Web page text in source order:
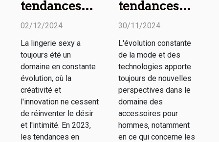
tendances
2023 en
lingerie sexy :
Styles et
nouveautés
02/12/2024
La lingerie sexy a
toujours été un
domaine en constante
évolution, où la
créativité et
l'innovation ne cessent
de réinventer le désir
et l'intimité. En 2023,
les tendances en
tendances
actuelles en
montures et
verres
solaires pour
hommes
30/11/2024
L'évolution constante
de la mode et des
technologies apporte
toujours de nouvelles
perspectives dans le
domaine des
accessoires pour
hommes, notamment
en ce qui concerne les